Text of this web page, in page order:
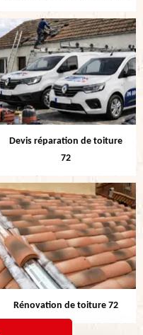
Devis réparation de toiture
72
Rénovation de toiture 72